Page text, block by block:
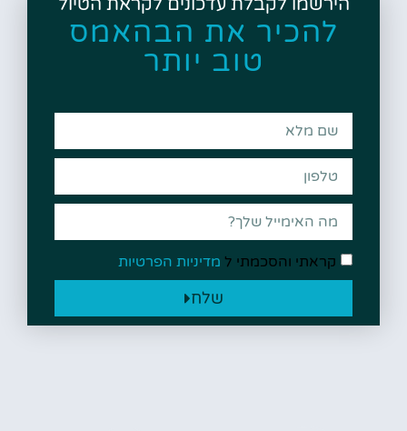
הירשמו לקבלת עדכונים לקראת הטיול
להכיר את הבהאמס
טוב יותר
קראתי והסכמתי ל מדיניות הפרטיות
שלח